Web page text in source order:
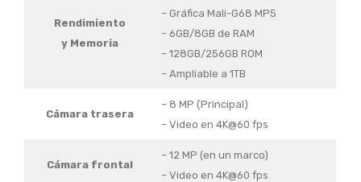
Rendimiento
y Memoria
– Gráfica Mali-G68 MP5
– 6GB/8GB de RAM
– 128GB/256GB ROM
– Ampliable a 1TB
Cámara trasera
– 8 MP (Principal)
– Video en 4K@60 fps
Cámara frontal
– 12 MP (en un marco)
– Video en 4K@60 fps